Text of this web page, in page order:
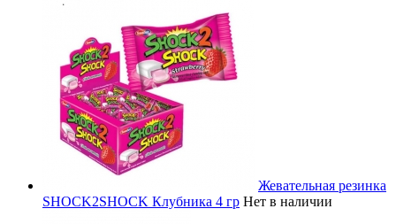
Жевательная резинка
SHOCK2SHOCK Клубника 4 гр Нет в наличии